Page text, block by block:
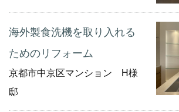
海外製食洗機を取り入れる
ためのリフォーム
京都市中京区マンション H様
邸